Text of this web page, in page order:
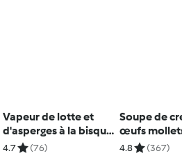
Vapeur de lotte et
d'asperges à la bisque
de langoustine
4.7 (76)
Soupe de
œufs
4.8 (367)